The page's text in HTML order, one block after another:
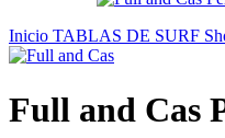
Inicio TABLAS DE SURF
Full and Cas